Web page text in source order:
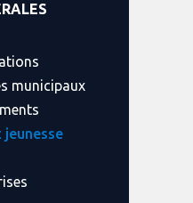
municipaux
jeunesse